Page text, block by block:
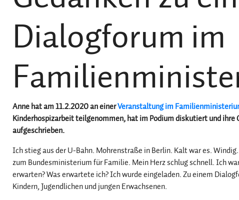
Dialogforum im
Anne hat am 11.2.2020 an einerVeranstaltung im
Kinderhospizarbeit teilgenommen, hat im Podium diskutiert und ihre
aufgeschrieben.
Ich stieg aus der U-Bahn. Mohrenstraße in Berlin. Kalt war es.
zum Bundesministerium für Familie. Mein Herz schlug schnell. Ich
erwarten? Was erwartete ich? Ich wurde eingeladen. Zu einem
Kindern, Jugendlichen und jungen Erwachsenen.